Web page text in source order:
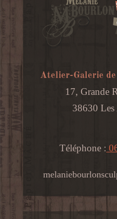
Atelier-Galerie
17, Grande
38630 Les
Téléphone :